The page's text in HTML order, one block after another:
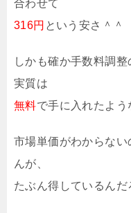
合わせて
316円 という安さ＾＾
しかも確か手数料調整
実質は
無料で手に入れたよう
市場単価がわからな
んが、
たぶん得しているんだ